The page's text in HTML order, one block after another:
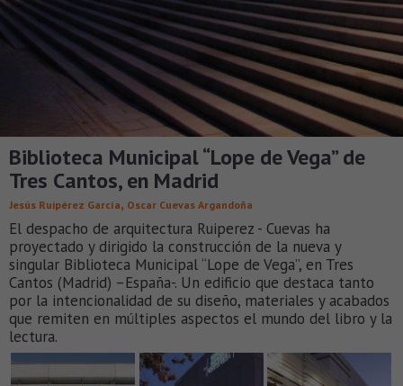
Biblioteca Municipal “Lope de Vega” de
Tres Cantos, en Madrid
Jesús Ruipérez García, Oscar Cuevas Argandoña
El despacho de arquitectura Ruiperez - Cuevas ha
proyectado y dirigido la construcción de la nueva y
singular Biblioteca Municipal “Lope de Vega”, en Tres
Cantos (Madrid) –España-. Un edificio que destaca tanto
por la intencionalidad de su diseño, materiales y acabados
que remiten en múltiples aspectos el mundo del libro y la
lectura.